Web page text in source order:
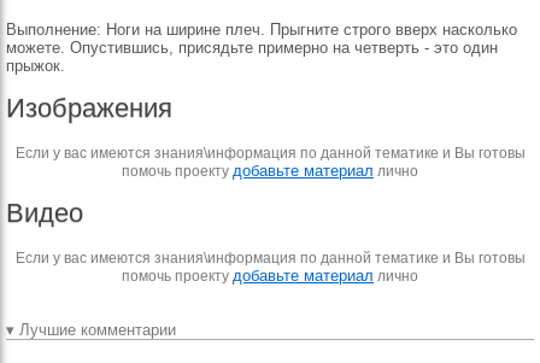
Выполнение: Ноги на ширине плеч. Прыгните строго вверх насколько
можете. Опустившись, присядьте примерно на четверть - это один
прыжок.
Изображения
Если у вас имеются знания\информация по данной тематике и Вы готовы
помочь проекту добавьте материал лично
Видео
Если у вас имеются знания\информация по данной тематике и Вы готовы
помочь проекту добавьте материал лично
▾ Лучшие комментарии